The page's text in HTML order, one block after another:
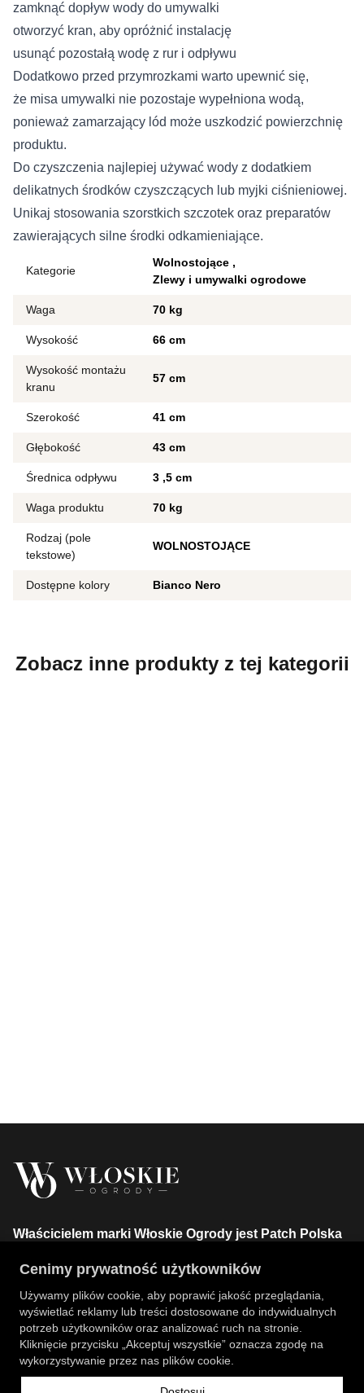
zamknąć dopływ wody do umywalki
otworzyć kran, aby opróżnić instalację
usunąć pozostałą wodę z rur i odpływu
Dodatkowo przed przymrozkami warto upewnić się,
że misa umywalki nie pozostaje wypełniona wodą,
ponieważ zamarzający lód może uszkodzić powierzchnię
produktu.
Do czyszczenia najlepiej używać wody z dodatkiem
delikatnych środków czyszczących lub myjki ciśnieniowej.
Unikaj stosowania szorstkich szczotek oraz preparatów
zawierających silne środki odkamieniające.
Kategorie
Wolnostojące
Zlewy i umywalki ogrodowe
Waga 70 kg
Wysokość 66 cm
Wysokość montażu
kranu
57 cm
Szerokość 41 cm
Głębokość 43 cm
Średnica odpływu 3 5 cm
Waga produktu 70 kg
Rodzaj (pole
tekstowe)
WOLNOSTOJĄCE
Dostępne kolory Bianco Nero
Zobacz inne produkty z tej kategorii
Właścicielem marki Włoskie Ogrody jest Patch Polska
+48 734 106 149
info@wloskie-ogrody.pl
Strony
Kategorie Sklepu
Cenimy prywatność użytkowników
Używamy plików cookie, aby poprawić jakość przeglądania,
wyświetlać reklamy lub treści dostosowane do indywidualnych
potrzeb użytkowników oraz analizować ruch na stronie.
Kliknięcie przycisku „Akceptuj wszystkie” oznacza zgodę na
wykorzystywanie przez nas plików cookie.